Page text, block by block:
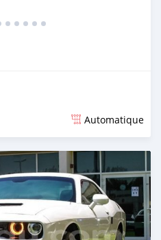
Automatique